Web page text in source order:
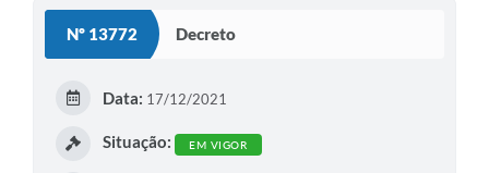
Nº 13772 Decreto
Data: 17/12/2021
Situação: EM VIGOR